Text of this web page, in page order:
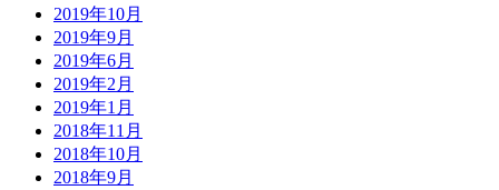
2019年10月
2019年9月
2019年6月
2019年2月
2019年1月
2018年11月
2018年10月
2018年9月